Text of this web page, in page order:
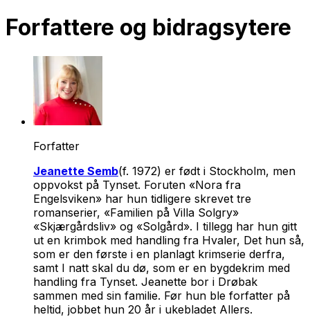
Forfattere og bidragsytere
Forfatter
Jeanette Semb(f. 1972) er født i Stockholm, men
oppvokst på Tynset. Foruten «Nora fra
Engelsviken» har hun tidligere skrevet tre
romanserier, «Familien på Villa Solgry»
«Skjærgårdsliv» og «Solgård». I tillegg har hun gitt
ut en krimbok med handling fra Hvaler, Det hun så,
som er den første i en planlagt krimserie derfra,
samt I natt skal du dø, som er en bygdekrim med
handling fra Tynset. Jeanette bor i Drøbak
sammen med sin familie. Før hun ble forfatter på
heltid, jobbet hun 20 år i ukebladet Allers.